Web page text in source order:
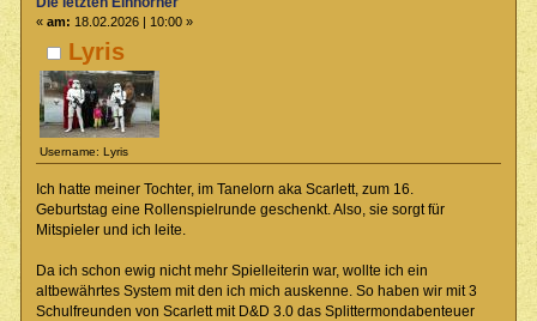
Lyris
Username: Lyris
« am: 18.02.2026 | 10:00 »
Ich hatte meiner Tochter, im Tanelorn aka Scarlett, zum 16.
Geburtstag eine Rollenspielrunde geschenkt. Also, sie sorgt für
Mitspieler und ich leite.
Da ich schon ewig nicht mehr Spielleiterin war, wollte ich ein
altbewährtes System mit den ich mich auskenne. So haben wir mit 3
Schulfreunden von Scarlett mit D&D 3.0 das Splittermondabenteuer